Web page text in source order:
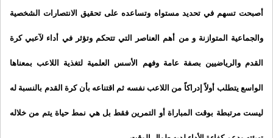
أصبحت تسهم في تحديد مستواه وتساعده على تحقيق الانتصارات الشخصية
والجماعية المتوازنة و من أهم العناصر التي تتحكم وتؤثر في أداء لآعبي كرة
القدم والرياضيين بصفة عامة وفهم الأسس العلمية لتغذية اللاعب بمعناها
الواسع يتطلب أولاً إدراكاً من اللاعب نفسه ثم اقتناعه بأن كرة القدم بالنسبة له
ليست مرتبطة بوقت المباراة أو التمرين فقط بل هي نمط حياة يتم من خلاله